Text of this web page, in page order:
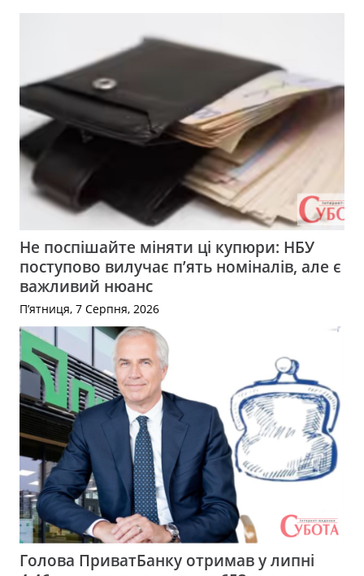
Не поспішайте міняти ці купюри: НБУ
поступово вилучає п’ять номіналів, але є
важливий нюанс
П’ятниця, 7 Серпня, 2026
Голова ПриватБанку отримав у липні